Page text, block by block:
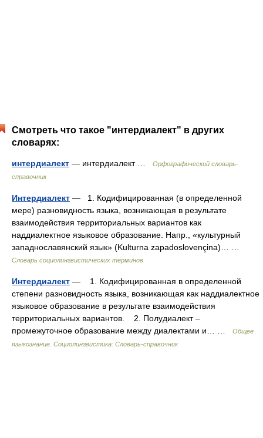
Смотреть что такое "интердиалект" в других
словарях:
интердиалект — интердиалект …
Орфографический словарь-
справочник
Интердиалект — 1. Кодифицированная (в определенной
мере) разновидность языка, возникающая в результате
взаимодействия территориальных вариантов как
наддиалектное языковое образование. Напр., «культурный
западнославянский язык» (Kulturna zapadoslovençina)… …
Словарь социолингвистических терминов
Интердиалект — 1. Кодифицированная в определенной
степени разновидность языка, возникающая как наддиалектное
языковое образование в результате взаимодействия
территориальных вариантов. 2. Полудиалект –
промежуточное образование между диалектами и… …
Общее
языкознание. Социолингвистика: Словарь-справочник